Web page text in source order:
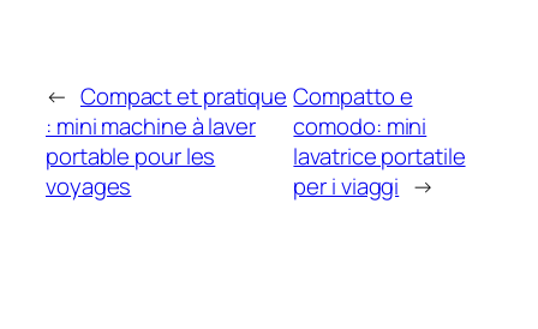
← Compact et pratique
: mini machine à laver
portable pour les
voyages
Compatto e
comodo: mini
lavatrice portatile
per i viaggi →